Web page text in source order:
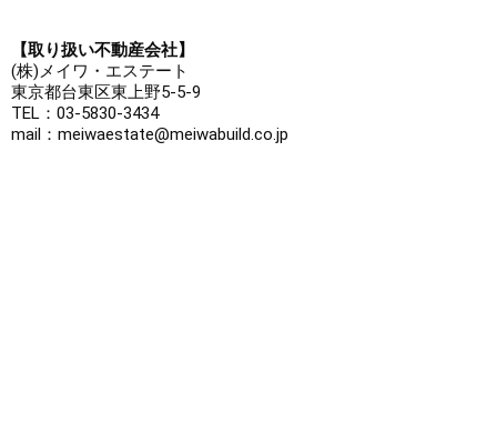
【取り扱い不動産会社】
(株)メイワ・エステート
東京都台東区東上野5-5-9
TEL：03-5830-3434
mail：meiwaestate@meiwabuild.co.jp